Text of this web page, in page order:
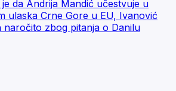
da Andrija Mandić učestvuje u
ulaska Crne Gore u EU, Ivanović
zbog pitanja o Danilu